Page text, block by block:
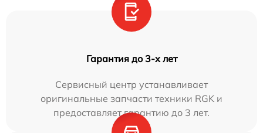
Гарантия до 3-х лет
Сервисный центр устанавливает
оригинальные запчасти техники RGK и
предоставляет гарантию до 3 лет.